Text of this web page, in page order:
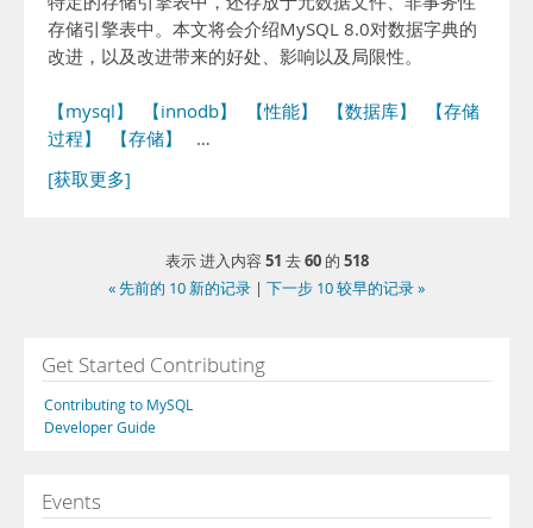
存储引擎表中。本文将会介绍MySQL 8.0对数据字典的
改进，以及改进带来的好处、影响以及局限性。
【mysql】 【innodb】 【性能】 【数据库】
【存储
过程】
【存储】
…
[获取更多]
表示 进入内容 51 去60的 518
« 先前的 10 新的记录 | 下一步 10 较早的记录 »
Get Started Contributing
Contributing to MySQL
Developer Guide
Events